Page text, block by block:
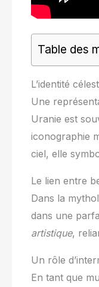
Table des
L’identité
Une
Uranie est
iconographie
ciel, elle
Le lien entre
Dans la
dans une
artistique,
Un rôle
En tant que